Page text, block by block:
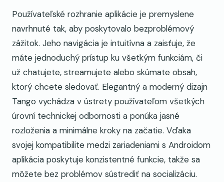
Používateľské rozhranie aplikácie je premyslene
navrhnuté tak, aby poskytovalo bezproblémový
zážitok. Jeho navigácia je intuitívna a zaisťuje, že
máte jednoduchý prístup ku všetkým funkciám, či
už chatujete, streamujete alebo skúmate obsah,
ktorý chcete sledovať. Elegantný a moderný dizajn
Tango vychádza v ústrety používateľom všetkých
úrovní technickej odbornosti a ponúka jasné
rozloženia a minimálne kroky na začatie. Vďaka
svojej kompatibilite medzi zariadeniami s Androidom
aplikácia poskytuje konzistentné funkcie, takže sa
môžete bez problémov sústrediť na socializáciu.